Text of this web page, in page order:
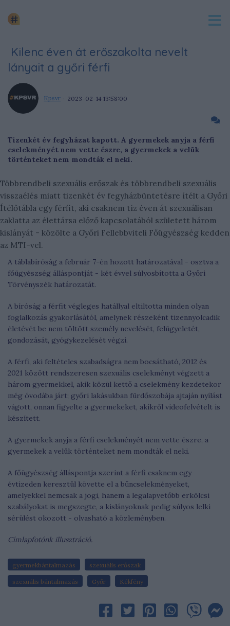
Kilenc éven át erőszakolta nevelt
lányait a győri férfi
Kpsvr 2023-02-14 13:58:00
Tizenkét év fegyházat kapott. A gyermekek anyja a férfi
cselekményét nem vette észre, a gyermekek a velük
történteket nem mondták el neki.
Többrendbeli szexuális erőszak és többrendbeli szexuális
visszaélés miatt tizenkét év fegyházbüntetésre ítélt a Győri
Ítélőtábla egy férfit, aki csaknem tíz éven át szexuálisan
zaklatta az élettársa előző kapcsolatából született három
kislányát - közölte a Győri Fellebbviteli Főügyészség kedden
az MTI-vel.
A táblabíróság a február 7-én hozott határozatával - osztva a
főügyészség álláspontját - két évvel súlyosbította a Győri
Törvényszék határozatát.
A bíróság a férfit végleges hatállyal eltiltotta minden olyan
foglalkozás gyakorlásától, amelynek részeként tizennyolcadik
életévét be nem töltött személy nevelését, felügyeletét,
gondozását, gyógykezelését végzi.
A férfi, aki feltételes szabadságra nem bocsátható, 2012 és
2021 között rendszeresen szexuális cselekményt végzett a
három gyermekkel, akik közül kettő a cselekmény kezdetekor
még óvodába járt; győri lakásukban fürdőszobája ajtaján nyílást
vágott, onnan figyelte a gyermekeket, akikről videofelvételt is
készített.
A gyermekek anyja a férfi cselekményét nem vette észre, a
gyermekek a velük történteket nem mondták el neki.
A főügyészség álláspontja szerint a férfi csaknem egy
évtizeden keresztül követte el a bűncselekményeket,
amelyekkel nemcsak a jogi, hanem a legalapvetőbb erkölcsi
szabályokat is megszegte, a kislányoknak pedig súlyos lelki
sérülést okozott - olvasható a közleményben.
Címlapfotónk illusztráció.
gyermekbántalmazás szexuális erőszak
szexuális bántalmazás Győr Kékfény